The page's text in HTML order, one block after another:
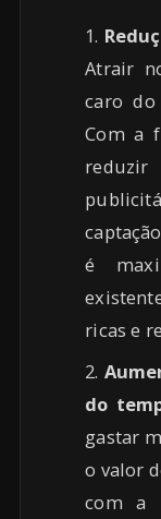
Atrair
caro
Com a
é
ricas e
do
gastar
o valor
com a